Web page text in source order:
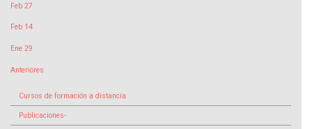
Feb 27
Feb 14
Ene 29
Anteriores
Cursos de formación a distancia
Publicaciones-